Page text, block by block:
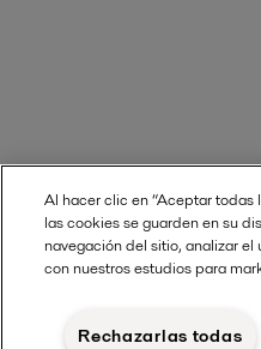
Al hacer clic en “Aceptar todas
las cookies se guarden en su
navegación del sitio, analizar
con nuestros estudios para
Rechazarlas todas